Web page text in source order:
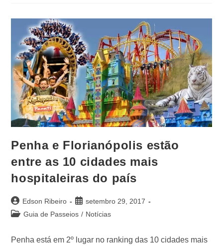
Penha e Florianópolis estão
entre as 10 cidades mais
hospitaleiras do país
Edson Ribeiro
setembro 29, 2017
Guia de Passeios / Notícias
Penha está em 2º lugar no ranking das 10 cidades mais